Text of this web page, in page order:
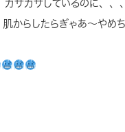
サガサしているのに、、、
からしたらぎゃあ〜やめ